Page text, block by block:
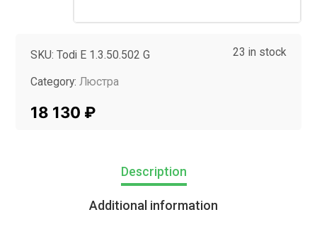
SKU: Todi E 1.3.50.502 G
Category: Люстра
Tag: InMyRoom
23 in stock
18 130 ₽
Description
Additional information